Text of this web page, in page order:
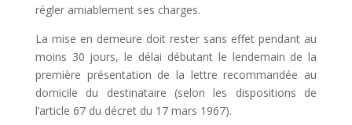
régler amiablement ses charges.
La mise en demeure doit rester sans effet pendant au
moins 30 jours, le délai débutant le lendemain de la
première présentation de la lettre recommandée au
domicile du destinataire (selon les dispositions de
l’article 67 du décret du 17 mars 1967).